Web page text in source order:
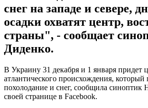
снег на западе и севере,
осадки охватят центр,
страны", - сообщает
Диденко.
В Украину 31 декабря и 1 января придет
атлантического происхождения, который
похолодание и снег, сообщила синоптик
своей странице в Facebook.